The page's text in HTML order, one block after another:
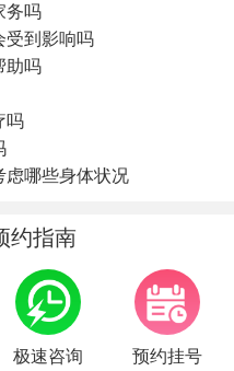
务吗
受到影响吗
助吗
吗
虑哪些身体状况
约指南
极速咨询 预约挂号